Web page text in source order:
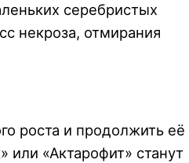
серебристых
некроза, отмирания
роста и продолжить её
или «Актарофит» станут